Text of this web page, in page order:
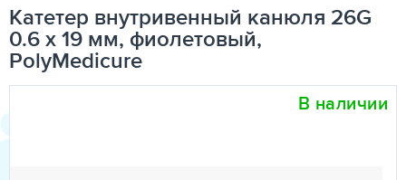
Катетер внутривенный канюля 26G
0.6 х 19 мм, фиолетовый,
PolyMedicure
В наличии